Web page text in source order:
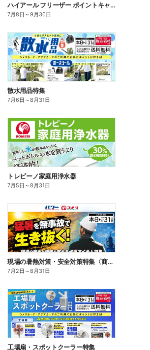
ハイアール フリーザー ポイントキャンペーン
7月8日 ～9月30日
散水用品特集
7月6日 ～8月31日
トレビーノ家庭用浄水器
7月5日 ～8月31日
現場の暑熱対策・安全対策特集〈商品一例〉
7月2日 ～8月31日
工場扇・スポットクーラー特集